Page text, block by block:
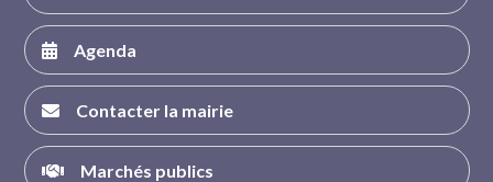
Agenda
Contacter la mairie
Marchés publics